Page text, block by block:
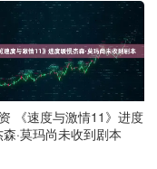
《速度与激情11》进度
·莫玛尚未收到剧本